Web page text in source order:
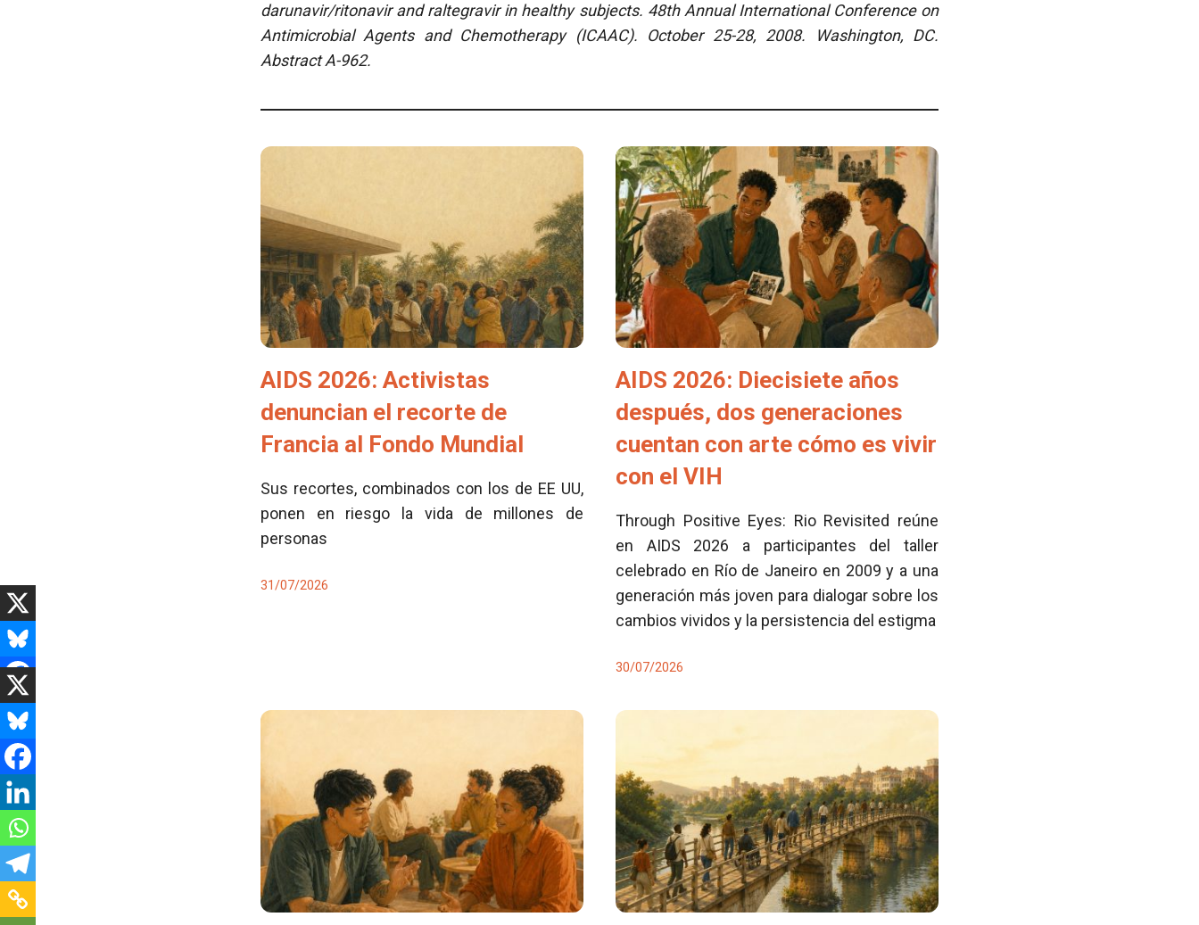
darunavir/ritonavir and raltegravir in healthy subjects. 48th Annual International Conference on
Antimicrobial Agents and Chemotherapy (ICAAC). October 25-28, 2008. Washington, DC.
Abstract A-962.
AIDS 2026: Activistas
denuncian el recorte de
Francia al Fondo Mundial
Sus recortes, combinados con los de EE UU,
ponen en riesgo la vida de millones de
personas
31/07/2026
AIDS 2026: Diecisiete años
después, dos generaciones
cuentan con arte cómo es vivir
con el VIH
Through Positive Eyes: Rio Revisited reúne
en AIDS 2026 a participantes del taller
celebrado en Río de Janeiro en 2009 y a una
generación más joven para dialogar sobre los
cambios vividos y la persistencia del estigma
30/07/2026